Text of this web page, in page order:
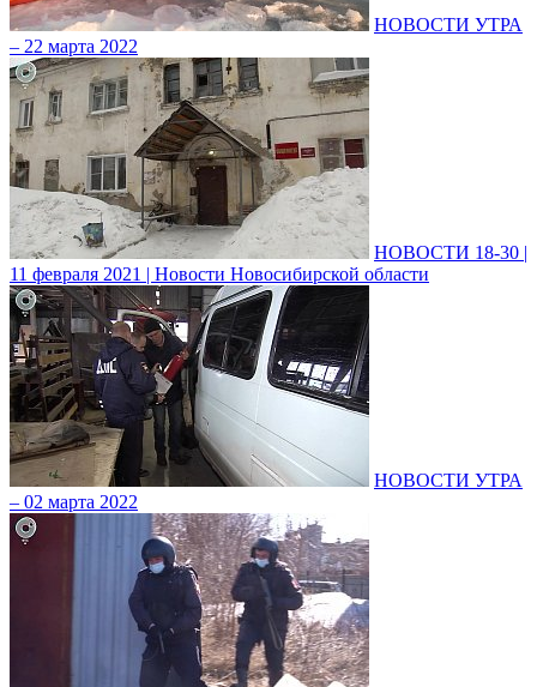
НОВОСТИ УТРА
– 22 марта 2022
НОВОСТИ 18-30 |
11 февраля 2021 | Новости Новосибирской области
НОВОСТИ УТРА
– 02 марта 2022